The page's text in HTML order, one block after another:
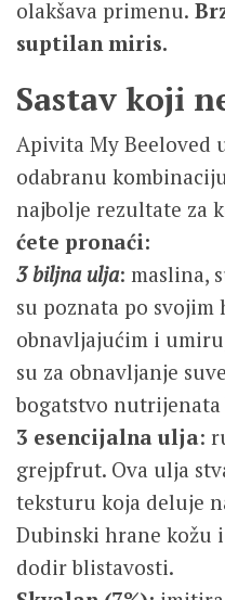
olakšava primenu.
suptilan miris.
Sastav koji
Apivita My Beeloved
odabranu
najbolje rezultate za
ćete pronaći:
3 biljna ulja: maslina,
su poznata po
obnavljajućim i
su za obnavljanje
bogatstvo nutrijenata
3 esencijalna ulja:
grejpfrut. Ova ulja
teksturu koja deluje
Dubinski hrane kožu
dodir blistavosti.